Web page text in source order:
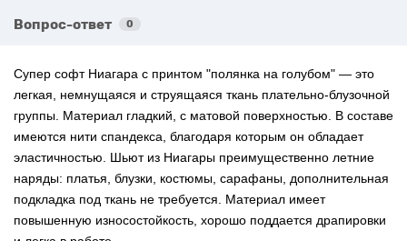
Вопрос-ответ 0
Супер софт Ниагара с принтом "полянка на голубом" — это
легкая, немнущаяся и струящаяся ткань плательно-блузочной
группы. Материал гладкий, с матовой поверхностью. В составе
имеются нити спандекса, благодаря которым он обладает
эластичностью. Шьют из Ниагары преимущественно летние
наряды: платья, блузки, костюмы, сарафаны, дополнительная
подкладка под ткань не требуется. Материал имеет
повышенную износостойкость, хорошо поддается драпировки